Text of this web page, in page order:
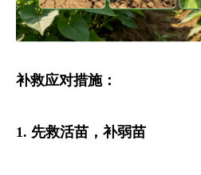
补救应对措施：
1. 先救活苗，补弱苗